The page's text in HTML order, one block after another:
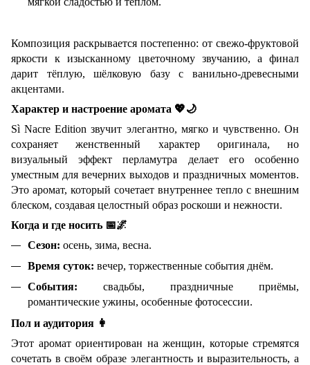
Композиция раскрывается постепенно: от свежо-фруктовой
яркости к изысканному цветочному звучанию, а финал
дарит тёплую, шёлковую базу с ванильно-древесными
акцентами.
Характер и настроение аромата 💖🌙
Sì Nacre Edition звучит элегантно, мягко и чувственно. Он
сохраняет женственный характер оригинала, но
визуальный эффект перламутра делает его особенно
уместным для вечерних выходов и праздничных моментов.
Это аромат, который сочетает внутреннее тепло с внешним
блеском, создавая целостный образ роскоши и нежности.
Когда и где носить 📅🌌
Сезон: осень, зима, весна.
Время суток: вечер, торжественные события днём.
События: свадьбы, праздничные приёмы,
романтические ужины, особенные фотосессии.
Пол и аудитория 👩
Этот аромат ориентирован на женщин, которые стремятся
сочетать в своём образе элегантность и выразительность, а